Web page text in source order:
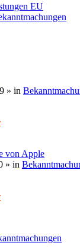
EU
» in
von Apple
» in